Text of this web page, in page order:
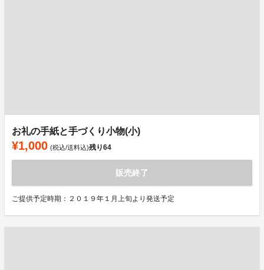
お礼の手紙と手づくり小物(小)
¥1,000 (税込/送料込)残り64
販売終了
ご提供予定時期：２０１９年１月上旬より発送予定